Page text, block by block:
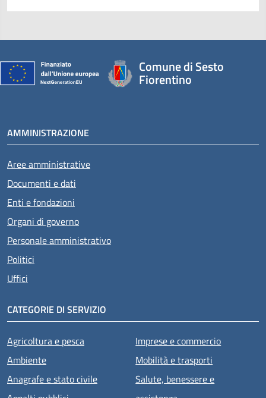
Comune di Sesto
Fiorentino
AMMINISTRAZIONE
Aree amministrative
Documenti e dati
Enti e fondazioni
Organi di governo
Personale amministrativo
Politici
Uffici
CATEGORIE DI SERVIZIO
Agricoltura e pesca
Ambiente
Anagrafe e stato civile
Imprese e commercio
Mobilità e trasporti
Salute, benessere e